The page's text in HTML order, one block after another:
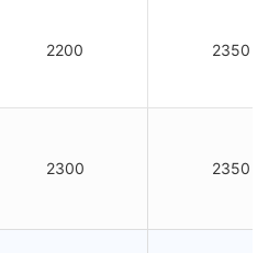
2200 2350
2300 2350